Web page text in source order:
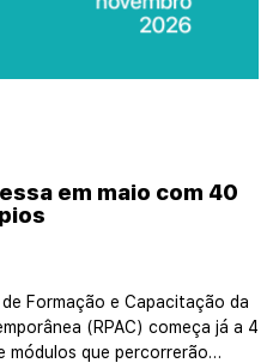
em maio com 40
Formação e Capacitação da
(RPAC) começa já a 4
módulos que percorrerão…